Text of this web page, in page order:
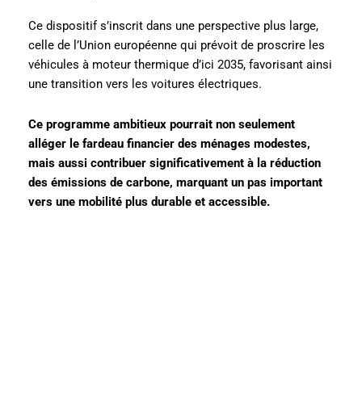
Ce dispositif s’inscrit dans une perspective plus large,
celle de l’Union européenne qui prévoit de proscrire les
véhicules à moteur thermique d’ici 2035, favorisant ainsi
une transition vers les voitures électriques.
Ce programme ambitieux pourrait non seulement
alléger le fardeau financier des ménages modestes,
mais aussi contribuer significativement à la réduction
des émissions de carbone, marquant un pas important
vers une mobilité plus durable et accessible.